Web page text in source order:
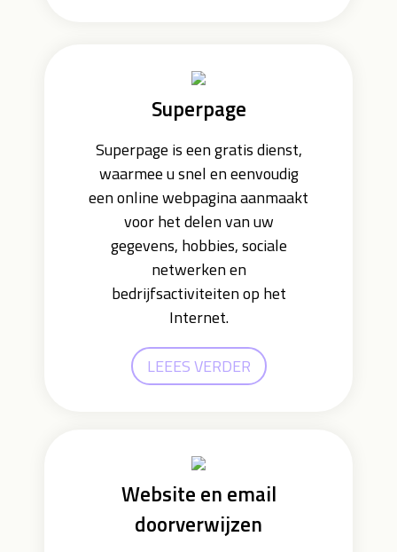
Superpage
Superpage is een gratis dienst,
waarmee u snel en eenvoudig
een online webpagina aanmaakt
voor het delen van uw
gegevens, hobbies, sociale
netwerken en
bedrijfsactiviteiten op het
Internet.
LEEES VERDER
Website en email
doorverwijzen